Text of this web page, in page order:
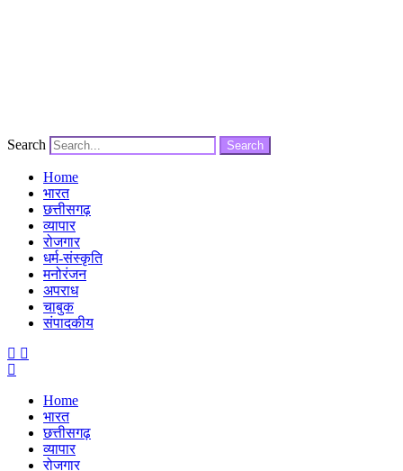
Search Search
Home
भारत
छत्तीसगढ़
व्यापार
रोजगार
धर्म-संस्कृति
मनोरंजन
अपराध
चाबुक
संपादकीय
Home
भारत
छत्तीसगढ़
व्यापार
रोजगार